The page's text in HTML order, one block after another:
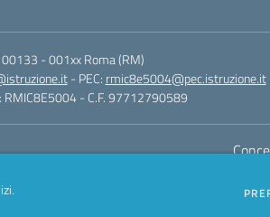
-001xx Roma (RM)
- PEC: rmic8e5004@pec.istruzione.it
RMIC8E5004- C.F. 97712790589